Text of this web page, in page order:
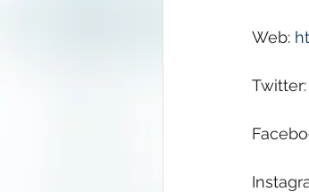
Web:
Twitter: